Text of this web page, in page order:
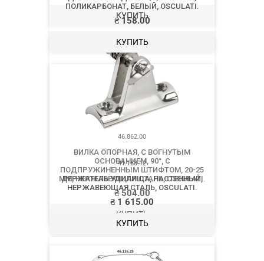
КУПИТЬ
46.862.00
ВИЛКА ОПОРНАЯ, С ВОГНУТЫМ
ОСНОВАНИЕМ, 90°, С
ПОДПРУЖИНЕННЫМ ШТИФТОМ, 20-25
ММ, НЕРЖАВЕЮЩАЯ СТАЛЬ, OSCULATI.
₴504.00
КУПИТЬ